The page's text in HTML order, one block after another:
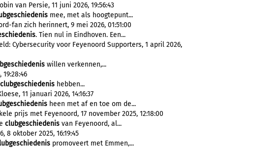
van Persie, 11 juni 2026, 19:56:43
mee, met als hoogtepunt...
fan zich herinnert, 9 mei 2026, 01:51:00
. Tien nul in Eindhoven. Een...
Cybersecurity voor Feyenoord Supporters, 1 april 2026,
willen verkennen,...
clubgeschiedenis hebben...
11 januari 2026, 14:16:37
heen met af en toe om de...
prijs met Feyenoord, 17 november 2025, 12:18:00
clubgeschiedenis van Feyenoord, al...
8 oktober 2025, 16:19:45
promoveert met Emmen,...